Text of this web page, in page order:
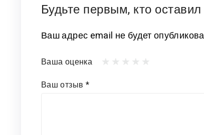
Будьте первым, кто
Ваш адрес email не будет
Ваша оценка
Ваш отзыв *